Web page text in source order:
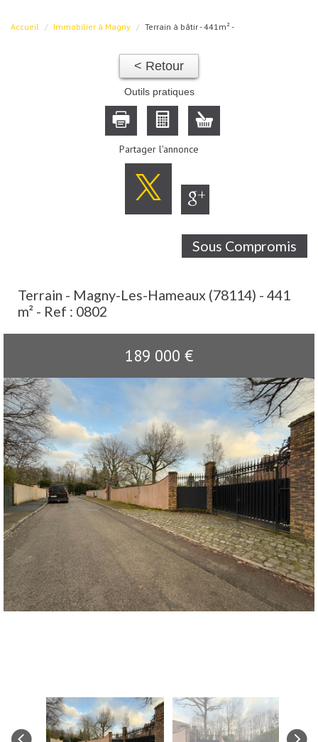
Accueil Immobilier à Magny Terrain à bâtir - 441m² -
< Retour
Outils pratiques
Partager l'annonce
Sous Compromis
Terrain - Magny-Les-Hameaux (78114) - 441
m² - Ref : 0802
189 000 €